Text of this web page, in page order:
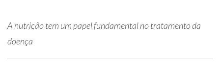
A nutrição tem um papel fundamental no tratamento da
doença